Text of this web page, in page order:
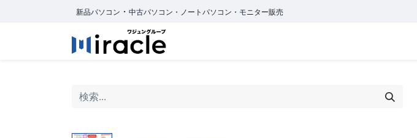
新品パソコン ・ 中古パソコン・ノートパソコン・モニター販売